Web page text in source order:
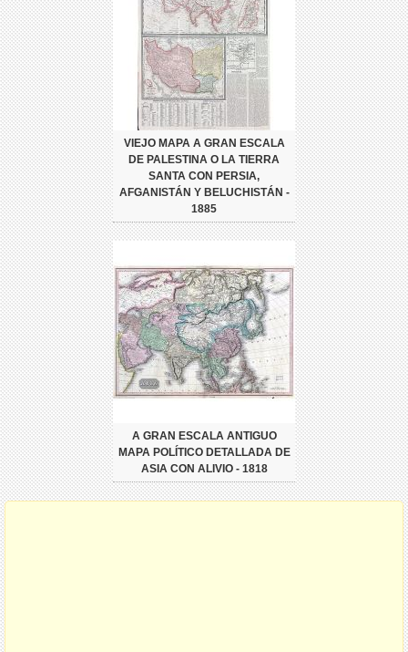
VIEJO MAPA A GRAN ESCALA
DE PALESTINA O LA TIERRA
SANTA CON PERSIA,
AFGANISTÁN Y BELUCHISTÁN -
1885
A GRAN ESCALA ANTIGUO
MAPA POLÍTICO DETALLADA DE
ASIA CON ALIVIO - 1818